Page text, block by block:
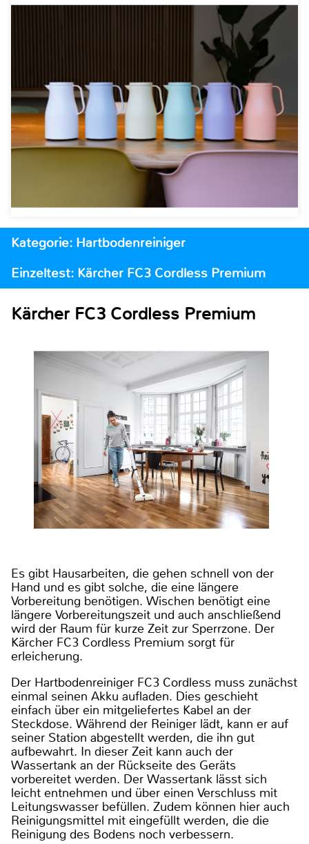
Kategorie: Hartbodenreiniger
Einzeltest: Kärcher FC3 Cordless Premium
Kärcher FC3 Cordless Premium
Es gibt Hausarbeiten, die gehen schnell von der
Hand und es gibt solche, die eine längere
Vorbereitung benötigen. Wischen benötigt eine
längere Vorbereitungszeit und auch anschließend
wird der Raum für kurze Zeit zur Sperrzone. Der
Kärcher FC3 Cordless Premium sorgt für
erleicherung.
Der Hartbodenreiniger FC3 Cordless muss zunächst
einmal seinen Akku aufladen. Dies geschieht
einfach über ein mitgeliefertes Kabel an der
Steckdose. Während der Reiniger lädt, kann er auf
seiner Station abgestellt werden, die ihn gut
aufbewahrt. In dieser Zeit kann auch der
Wassertank an der Rückseite des Geräts
vorbereitet werden. Der Wassertank lässt sich
leicht entnehmen und über einen Verschluss mit
Leitungswasser befüllen. Zudem können hier auch
Reinigungsmittel mit eingefüllt werden, die die
Reinigung des Bodens noch verbessern.